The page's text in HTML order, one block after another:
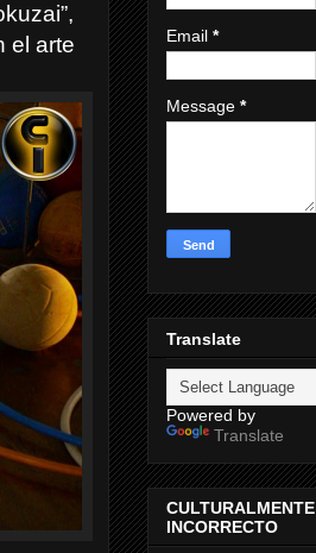
el arte
Email *
Message *
Translate
Powered by
Translate
CULTURALMENTE
INCORRECTO